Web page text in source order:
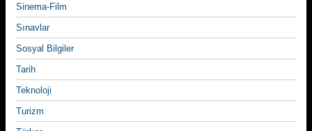
Sinema-Film
Sınavlar
Sosyal Bilgiler
Tarih
Teknoloji
Turizm